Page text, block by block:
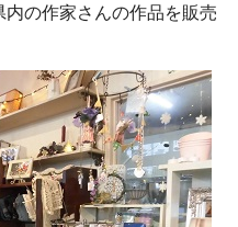
の作家さんの作品を販売